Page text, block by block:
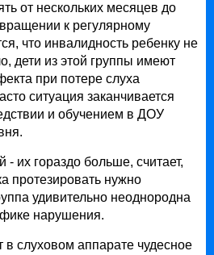
от нескольких месяцев до
к регулярному
что инвалидность ребенку не
дети из этой группы имеют
при потере слуха
ситуация заканчивается
и обучением в ДОУ
- их гораздо больше, считает,
протезировать нужно
удивительно неоднородна
нарушения.
в слуховом аппарате чудесное